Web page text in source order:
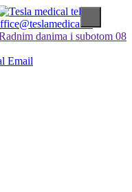
danima i subotom 08